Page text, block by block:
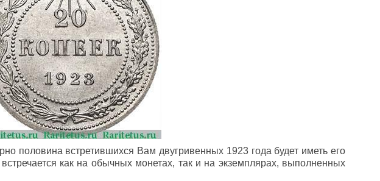
половина встретившихся Вам двугривенных 1923 года будет иметь его
как на обычных монетах, так и на экземплярах, выполненных